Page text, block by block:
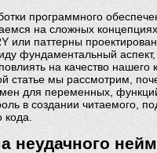
программного
на сложных
или паттерны
фундаментальный
на качество
статье мы рассмотрим,
для переменных,
в создании читаемого,
кода.
неудачного